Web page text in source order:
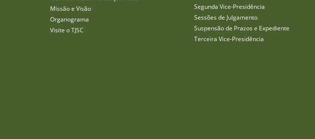
Missão e Visão
Organograma
Visite o TJSC
Segunda Vice-Presidência
Sessões de Julgamento
Suspensão de Prazos e Expediente
Terceira Vice-Presidência